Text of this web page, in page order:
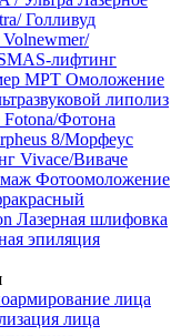
Голливуд
лифтинг
MPT Омоложение
липолиз
Фотона
8/Морфеус
Vivace/Виваче
Фотоомоложение
Лазерная шлифовка
эпиляция
лица
лица